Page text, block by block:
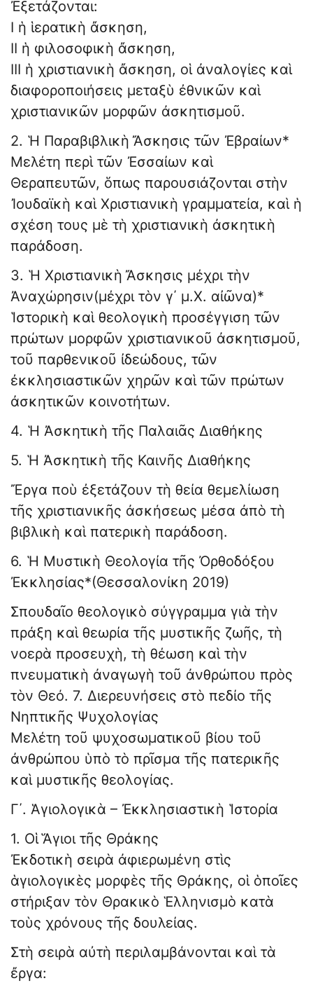
Ἐξετάζονται:
Ι ἡ ἱερατικὴ ἄσκηση,
ΙΙ ἡ φιλοσοφικὴ ἄσκηση,
ΙΙΙ ἡ χριστιανικὴ ἄσκηση, oἱ ἀναλογίες καὶ
διαφοροποιήσεις μεταξὺ ἐθνικῶν καὶ
χριστιανικῶν μορφῶν ἀσκητισμοῦ.
2. Ἡ Παραβιβλικὴ Ἄσκησις τῶν Ἐβραίων*
Μελέτη περὶ τῶν Ἐσσαίων καὶ
Θεραπευτῶν, ὅπως παρουσιάζονται στὴν
Ἰουδαϊκὴ καὶ Χριστιανικὴ γραμματεία, καὶ ἡ
σχέση τους μὲ τὴ χριστιανικὴ ἀσκητικὴ
παράδοση.
3. Ἡ Χριστιανικὴ Ἄσκησις μέχρι τὴν
Ἀναχώρησιν(μέχρι τὸν γ΄ μ.Χ. αἰῶνα)*
Ἱστορικὴ καὶ θεολογικὴ προσέγγιση τῶν
πρώτων μορφῶν χριστιανικοῦ ἀσκητισμοῦ,
τοῦ παρθενικοῦ ἰδεώδους, τῶν
ἐκκλησιαστικῶν χηρῶν καὶ τῶν πρώτων
ἀσκητικῶν κοινοτήτων.
4. Ἡ Ἀσκητικὴ τῆς Παλαιᾶς Διαθήκης
5. Ἡ Ἀσκητικὴ τῆς Καινῆς Διαθήκης
Ἔργα ποὺ ἐξετάζουν τὴ θεία θεμελίωση
τῆς χριστιανικῆς ἀσκήσεως μέσα ἀπὸ τὴ
βιβλικὴ καὶ πατερικὴ παράδοση.
6. Ἡ Μυστικὴ Θεολογία τῆς Ὀρθοδόξου
Ἐκκλησίας*(Θεσσαλονίκη 2019)
Σπουδαῖο θεολογικὸ σύγγραμμα γιὰ τὴν
πράξη καὶ θεωρία τῆς μυστικῆς ζωῆς, τὴ
νοερὰ προσευχὴ, τὴ θέωση καὶ τὴν
πνευματικὴ ἀναγωγὴ τοῦ ἀνθρώπου πρὸς
τὸν Θεό. 7. Διερευνήσεις στὸ πεδίο τῆς
Νηπτικῆς Ψυχολογίας
Μελέτη τοῦ ψυχοσωματικοῦ βίου τοῦ
ἀνθρώπου ὑπὸ τὸ πρῖσμα τῆς πατερικῆς
καὶ μυστικῆς θεολογίας.
Γ΄. Ἁγιολογικὰ – Ἐκκλησιαστικὴ Ἱστορία
1. Οἱ Ἅγιοι τῆς Θράκης
Ἐκδοτικὴ σειρὰ ἀφιερωμένη στὶς
ἁγιολογικὲς μορφὲς τῆς Θράκης, οἱ ὁποῖες
στήριξαν τὸν Θρακικὸ Ἑλληνισμὸ κατὰ
τοὺς χρόνους τῆς δουλείας.
Στὴ σειρὰ αὐτὴ περιλαμβάνονται καὶ τὰ
ἔργα: